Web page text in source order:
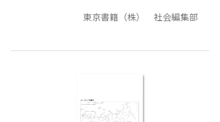
ト作成やワークシート作成などで，自由に
東京書籍（株） 社会編集部